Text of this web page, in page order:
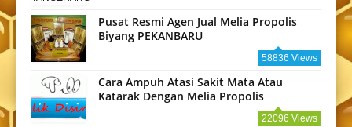
Pusat Resmi Agen Jual Melia Propolis
Biyang PEKANBARU
58836 Views
Cara Ampuh Atasi Sakit Mata Atau
Katarak Dengan Melia Propolis
22096 Views